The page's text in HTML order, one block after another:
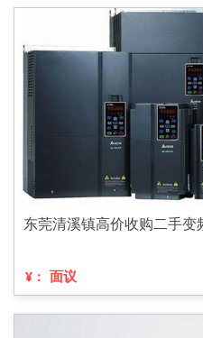
东莞清溪镇高价收购二手变
¥： 面议